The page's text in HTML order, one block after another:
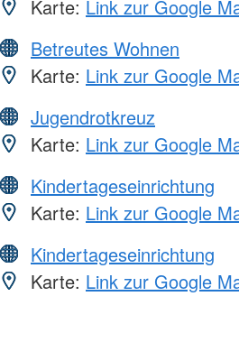
Karte: Link zur Google
Betreutes Wohnen
Karte: Link zur Google
Jugendrotkreuz
Karte: Link zur Google
Kindertageseinrichtung
Karte: Link zur Google
Kindertageseinrichtung
Karte: Link zur Google